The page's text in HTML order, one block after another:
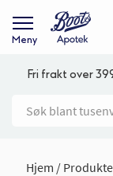
Meny
Fri frakt over
Hjem